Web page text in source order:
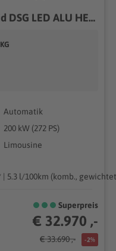
VW Golf GTE 1.5 eTSI eHybrid DSG LED ALU HEADUP
Automatik
200 kW (272 PS)
Limousine
5.3 l/100km (komb.,
Superpreis
€ 32.970 ,-
€ 33.690 ,- -2%